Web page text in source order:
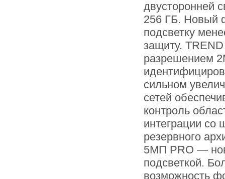
двусторонней
256 ГБ. Новый
подсветку
защиту.
разрешением
сильном
сетей
контроль
интеграции со
резервного
5МП PRO —
подсветкой.
возможность